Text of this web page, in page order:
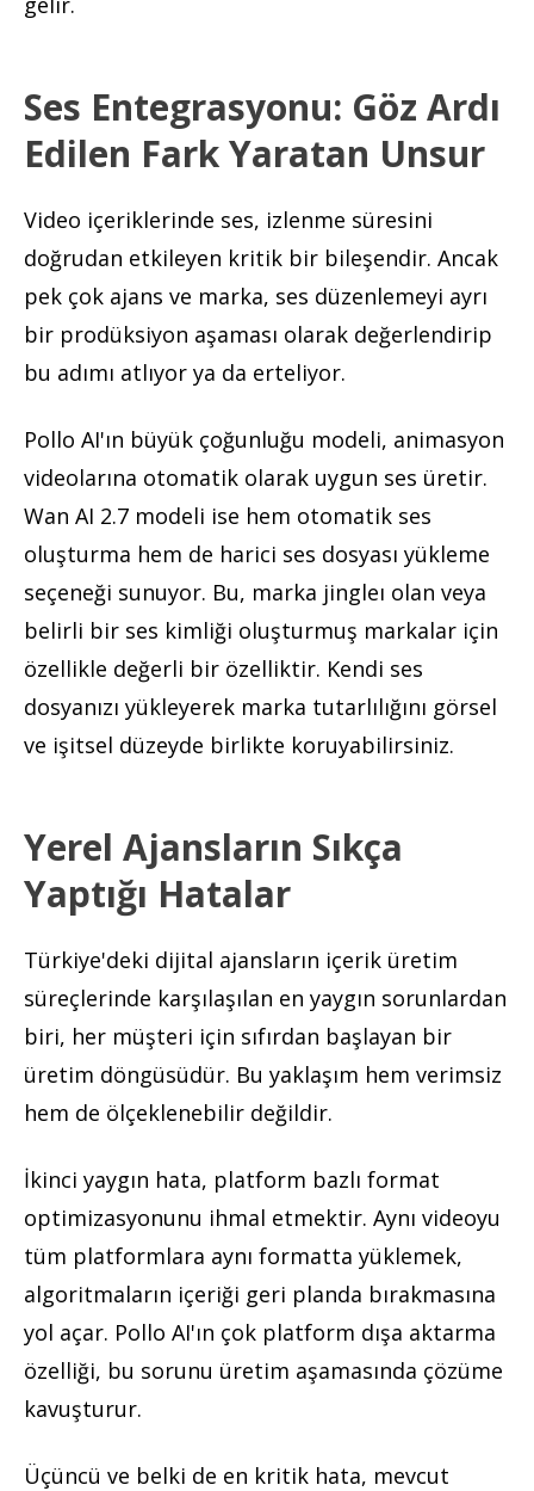
Ses Entegrasyonu: Göz Ardı
Edilen Fark Yaratan Unsur
Video içeriklerinde ses, izlenme süresini
doğrudan etkileyen kritik bir bileşendir. Ancak
pek çok ajans ve marka, ses düzenlemeyi ayrı
bir prodüksiyon aşaması olarak değerlendirip
bu adımı atlıyor ya da erteliyor.
Pollo AI'ın büyük çoğunluğu modeli, animasyon
videolarına otomatik olarak uygun ses üretir.
Wan AI 2.7 modeli ise hem otomatik ses
oluşturma hem de harici ses dosyası yükleme
seçeneği sunuyor. Bu, marka jingleı olan veya
belirli bir ses kimliği oluşturmuş markalar için
özellikle değerli bir özelliktir. Kendi ses
dosyanızı yükleyerek marka tutarlılığını görsel
ve işitsel düzeyde birlikte koruyabilirsiniz.
Yerel Ajansların Sıkça
Yaptığı Hatalar
Türkiye'deki dijital ajansların içerik üretim
süreçlerinde karşılaşılan en yaygın sorunlardan
biri, her müşteri için sıfırdan başlayan bir
üretim döngüsüdür. Bu yaklaşım hem verimsiz
hem de ölçeklenebilir değildir.
İkinci yaygın hata, platform bazlı format
optimizasyonunu ihmal etmektir. Aynı videoyu
tüm platformlara aynı formatta yüklemek,
algoritmaların içeriği geri planda bırakmasına
yol açar. Pollo AI'ın çok platform dışa aktarma
özelliği, bu sorunu üretim aşamasında çözüme
kavuşturur.
Üçüncü ve belki de en kritik hata, mevcut